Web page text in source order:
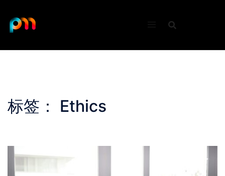
content
标签： Ethics